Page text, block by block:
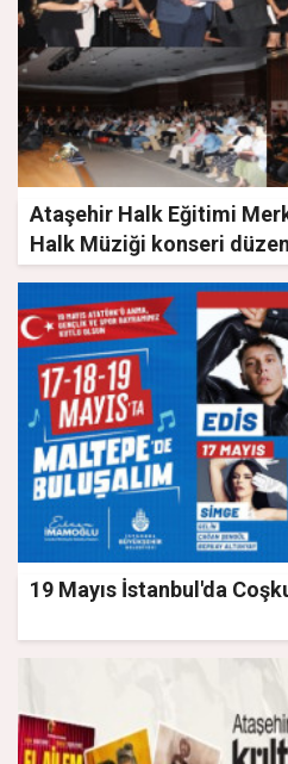
Ataşehir Halk Eğitimi
Halk Müziği konseri
19 Mayıs İstanbul'da